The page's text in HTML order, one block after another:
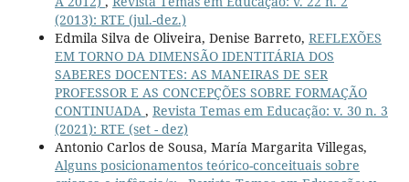
(2013): RTE (jul.-dez.)
Edmila Silva de Oliveira, Denise Barreto, REFLEXÕES
EM TORNO DA DIMENSÃO IDENTITÁRIA DOS
SABERES DOCENTES: AS MANEIRAS DE SER
PROFESSOR E AS CONCEPÇÕES SOBRE FORMAÇÃO
CONTINUADA , Revista Temas em Educação: v. 30 n. 3
(2021): RTE (set - dez)
Antonio Carlos de Sousa, María Margarita Villegas,
Alguns posicionamentos teórico-conceituais sobre